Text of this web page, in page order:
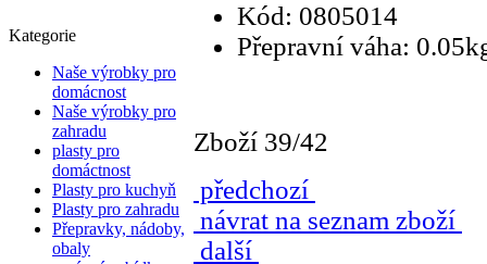
Kategorie
Naše výrobky pro
domácnost
Naše výrobky pro
zahradu
plasty pro
domáctnost
Plasty pro kuchyň
Plasty pro zahradu
Přepravky, nádoby,
obaly
Kód: 0805014
Přepravní váha:
Zboží 39/42
předchozí
návrat na seznam zboží
další